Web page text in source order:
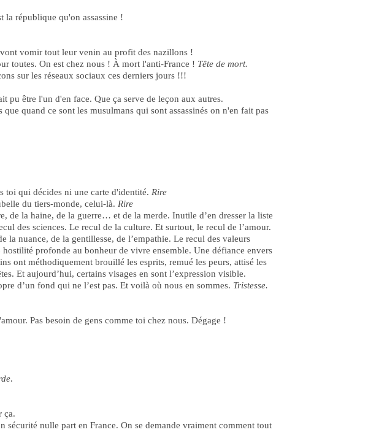
la république qu'on assassine !
vomir tout leur venin au profit des nazillons !
toutes. On est chez nous ! À mort l'anti-France ! Tête de mort.
sur les réseaux sociaux ces derniers jours !!!
pu être l'un d'en face. Que ça serve de leçon aux autres.
quand ce sont les musulmans qui sont assassinés on n'en fait pas
toi qui décides ni une carte d'identité. Rire
du tiers-monde, celui-là. Rire
de la haine, de la guerre… et de la merde. Inutile d’en dresser la liste
des sciences. Le recul de la culture. Et surtout, le recul de l’amour.
la nuance, de la gentillesse, de l’empathie. Le recul des valeurs
profonde au bonheur de vivre ensemble. Une défiance envers
ont méthodiquement brouillé les esprits, remué les peurs, attisé les
Et aujourd’hui, certains visages en sont l’expression visible.
d’un fond qui ne l’est pas. Et voilà où nous en sommes. Tristesse.
Pas besoin de gens comme toi chez nous. Dégage !
.
ça.
nulle part en France. On se demande vraiment comment tout